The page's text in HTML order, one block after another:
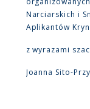
Narciarskich i
Aplikantów
z wyrazami
Joanna Sito-